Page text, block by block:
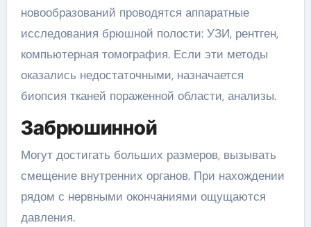
новообразований проводятся аппаратные
исследования брюшной полости: УЗИ, рентген,
компьютерная томография. Если эти методы
оказались недостаточными, назначается
биопсия тканей пораженной области, анализы.
Забрюшинной
Могут достигать больших размеров, вызывать
смещение внутренних органов. При нахождении
рядом с нервными окончаниями ощущаются
давления.